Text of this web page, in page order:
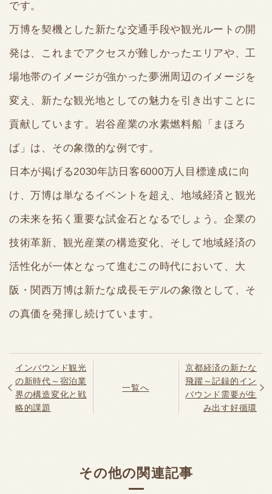
です。
万博を契機とした新たな交通手段や観光ルートの開
発は、これまでアクセスが難しかったエリアや、工
場地帯のイメージが強かった夢洲周辺のイメージを
変え、新たな観光地としての魅力を引き出すことに
貢献しています。岩谷産業の水素燃料船「まほろ
ば」は、その象徴的な例です。
日本が掲げる2030年訪日客6000万人目標達成に向
け、万博は単なるイベントを超え、地域経済と観光
の未来を拓く重要な試金石となるでしょう。企業の
技術革新、観光産業の構造変化、そして地域経済の
活性化が一体となって進むこの時代において、大
阪・関西万博は新たな成長モデルの象徴として、そ
の真価を発揮し続けています。
インバウンド観光
の新時代～宿泊業
界の構造変化と戦
略的課題
一覧へ
京都経済の新たな
飛躍～記録的イン
バウンド需要が生
み出す好循環
その他の関連記事